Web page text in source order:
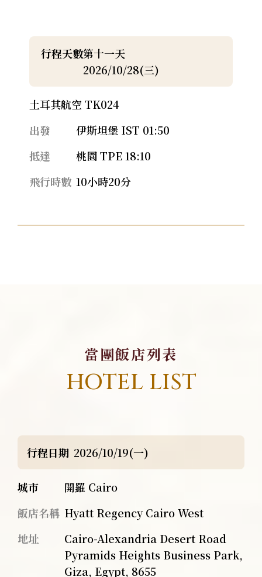
行程天數第十一天
2026/10/28(三)
土耳其航空 TK024
出發
伊斯坦堡 IST 01:50
抵達
桃園 TPE 18:10
飛行時數 10小時20分
當團飯店列表
HOTEL LIST
行程日期 2026/10/19(一)
城市
開羅 Cairo
飯店名稱 Hyatt Regency Cairo West
地址
Cairo-Alexandria Desert Road
Pyramids Heights Business Park,
Giza, Egypt, 8655